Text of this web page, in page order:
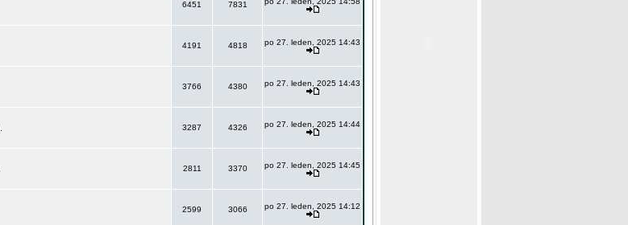
6451 7831
4191 4818 po 27. leden, 2025 14:43
3766 4380 po 27. leden, 2025 14:43
3287 4326 po 27. leden, 2025 14:44
2811 3370 po 27. leden, 2025 14:45
2599 3066 po 27. leden, 2025 14:12